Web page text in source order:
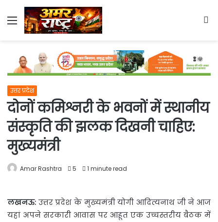
Menu
उत्तर प्रदेश
दोनों कमिश्नरी के भवनों में स्थानीय
संस्कृति की झलक दिखनी चाहिए:
मुख्यमंत्री
Amar Rashtra 5 1 minute read
लखनऊ: उत्तर प्रदेश के मुख्यमंत्री योगी आदित्यनाथ जी ने आज
यहां अपने सरकारी आवास पर आहूत एक उच्चस्तरीय बैठक में